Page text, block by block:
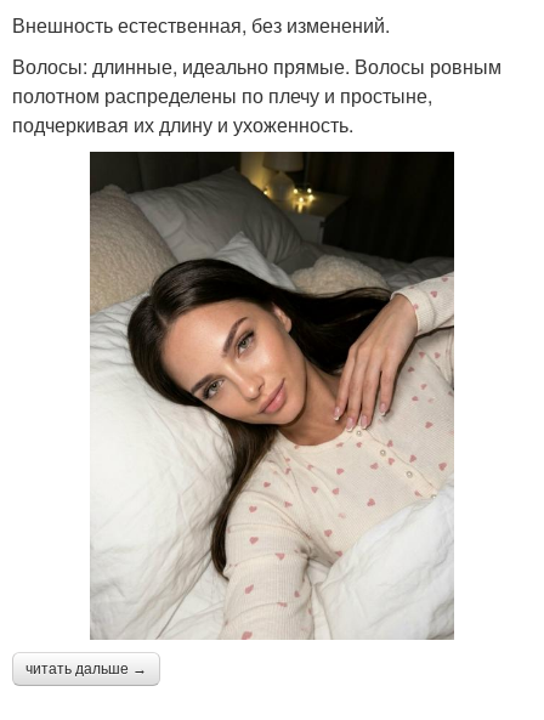
Внешность естественная, без изменений.
Волосы: длинные, идеально прямые. Волосы ровным
полотном распределены по плечу и простыне,
подчеркивая их длину и ухоженность.
читать дальше →